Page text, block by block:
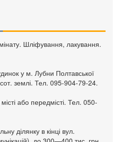
Шліфування, лакування.
у м. Лубни Полтавської
сот. землі. Тел. 095-904-79-24.
або передмісті. Тел. 050-
ділянку в кінці вул.